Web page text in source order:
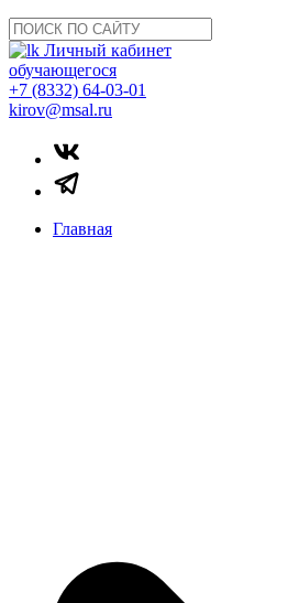
Личный кабинет
обучающегося
+7 (8332) 64-03-01
kirov@msal.ru
Главная